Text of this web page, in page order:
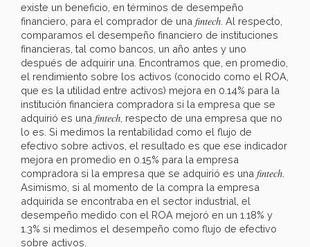
existe un beneficio, en términos de desempeño
financiero, para el comprador de una fintech . Al respecto,
comparamos el desempeño financiero de instituciones
financieras, tal como bancos, un año antes y uno
después de adquirir una. Encontramos que, en promedio,
el rendimiento sobre los activos (conocido como el ROA,
que es la utilidad entre activos) mejora en 0.14% para la
institución financiera compradora si la empresa que se
adquirió es una fintech , respecto de una empresa que no
lo es. Si medimos la rentabilidad como el flujo de
efectivo sobre activos, el resultado es que ese indicador
mejora en promedio en 0.15% para la empresa
compradora si la empresa que se adquirió es una fintech
Asimismo, si al momento de la compra la empresa
adquirida se encontraba en el sector industrial, el
desempeño medido con el ROA mejoró en un 1.18% y
1.3% si medimos el desempeño como flujo de efectivo
sobre activos.